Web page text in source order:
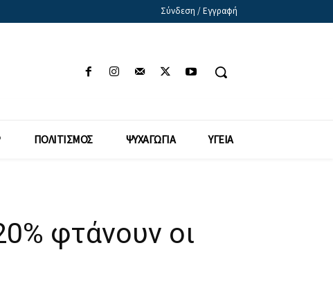
Σύνδεση / Εγγραφή
ΠΟΛΙΤΙΣΜΟΣ ΨΥΧΑΓΩΓΙΑ ΥΓΕΙΑ
φτάνουν οι